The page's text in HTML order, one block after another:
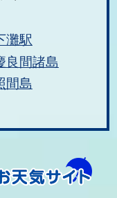
灘駅
良間諸島
間島